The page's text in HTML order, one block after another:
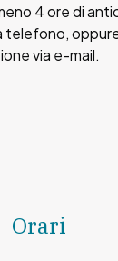
4 ore di
telefono,
via e-mail.
Orari